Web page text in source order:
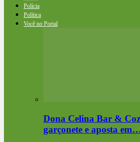
Polícia
Política
Você no Portal
Dona Celina Bar &
garçonete e aposta